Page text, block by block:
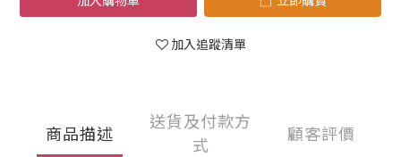
加入追蹤清單
商品描述
送貨及付款方
式
顧客評價